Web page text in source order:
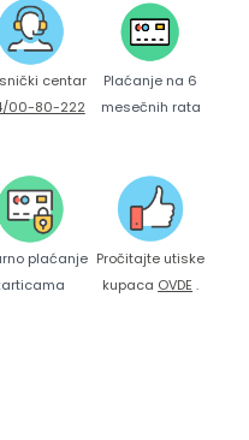
centar
00-80-222
Plaćanje na 6
mesečnih rata
plaćanje Pročitajte utiske
kupaca OVDE .